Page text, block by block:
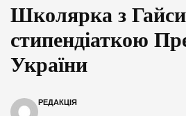
Школярка з
стипендіаткою
України
РЕДАКЦІЯ